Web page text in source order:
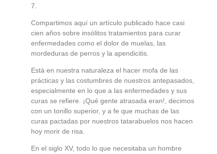
7.
Compartimos aquí un artículo publicado hace casi
cien años sobre insólitos tratamientos para curar
enfermedades como el dolor de muelas, las
mordeduras de perros y la apendicitis.
Está en nuestra naturaleza el hacer mofa de las
prácticas y las costumbres de nuestros antepasados,
especialmente en lo que a las enfermedades y sus
curas se refiere. ¡Qué gente atrasada eran!, decimos
con un tonillo superior, y a fe que muchas de las
curas pactadas por nuestros tatarabuelos nos hacen
hoy morir de risa.
En el siglo XV, todo lo que necesitaba un hombre